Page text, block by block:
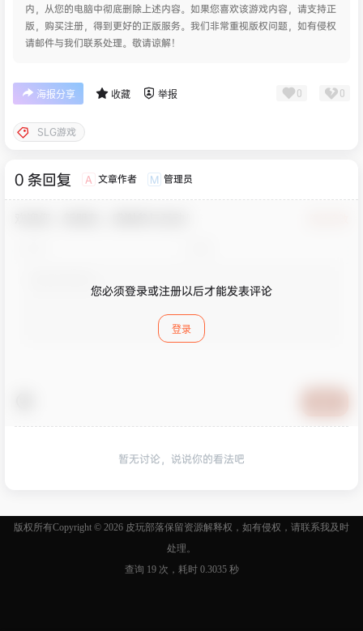
内，从您的电脑中彻底删除上述内容。如果您喜欢该游戏内容，请支持正
版，购买注册，得到更好的正版服务。我们非常重视版权问题，如有侵权
请邮件与我们联系处理。敬请谅解！
海报分享 收藏 举报 0 0
SLG游戏
0 条回复 A 文章作者 M 管理员
您必须登录或注册以后才能发表评论
登录
暂无讨论，说说你的看法吧
版权所有Copyright © 2026 皮玩部落保留资源解释权，如有侵权，请联系我及时
处理。
查询 19 次，耗时 0.3035 秒